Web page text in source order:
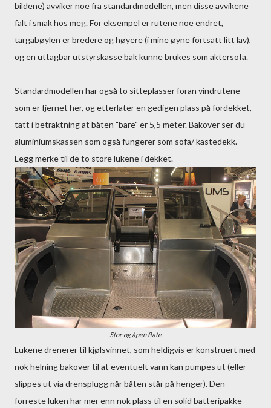
bildene) avviker noe fra standardmodellen, men disse avvikene
falt i smak hos meg. For eksempel er rutene noe endret,
targabøylen er bredere og høyere (i mine øyne fortsatt litt lav),
og en uttagbar utstyrskasse bak kunne brukes som aktersofa.
Standardmodellen har også to sitteplasser foran vindrutene
som er fjernet her, og etterlater en gedigen plass på fordekket,
tatt i betraktning at båten "bare" er 5,5 meter. Bakover ser du
aluminiumskassen som også fungerer som sofa/ kastedekk.
Legg merke til de to store lukene i dekket.
Stor og åpen flate
Lukene drenerer til kjølsvinnet, som heldigvis er konstruert med
nok helning bakover til at eventuelt vann kan pumpes ut (eller
slippes ut via drensplugg når båten står på henger). Den
forreste luken har mer enn nok plass til en solid batteripakke